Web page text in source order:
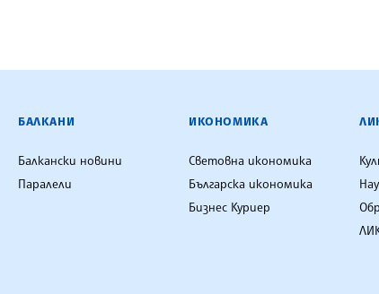
БАЛКАНИ
Балкански новини
Паралели
ИКОНОМИКА
Световна икономика
Българска икономика
Бизнес Куриер